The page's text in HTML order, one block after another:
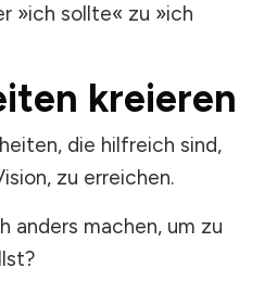
»ich sollte« zu »ich
kreieren
die hilfreich sind,
zu erreichen.
anders machen, um zu